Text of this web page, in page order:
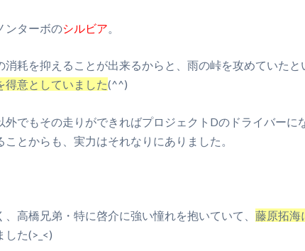
ンターボのシルビア
消耗を抑えることが出来るからと、雨の峠を攻めていたと
得意としていました(^^)
外でもその走りができればプロジェクトDのドライバーに
ことからも、実力はそれなりにありました。
、高橋兄弟・特に啓介に強い憧れを抱いていて、 藤原拓海
した(>_<)